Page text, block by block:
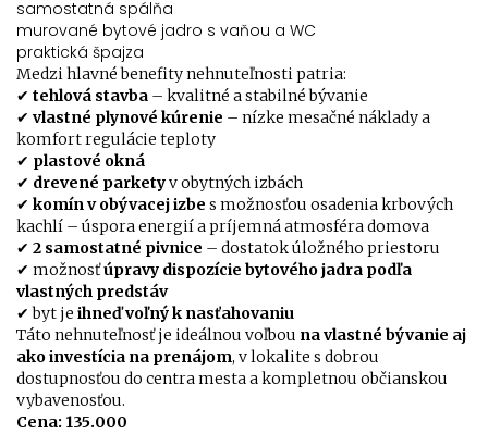
samostatná spálňa
murované bytové jadro s vaňou a WC
praktická špajza
Medzi hlavné benefity nehnuteľnosti patria:
✔ tehlová stavba – kvalitné a stabilné bývanie
✔ vlastné plynové kúrenie – nízke mesačné náklady a
komfort regulácie teploty
✔ plastové okná
✔ drevené parketyv obytných izbách
✔ komín v obývacej izbe s možnosťou osadenia krbových
kachlí – úspora energií a príjemná atmosféra domova
✔ 2 samostatné pivnice – dostatok úložného priestoru
✔ možnosťúpravy dispozície bytového jadra podľa
vlastných predstáv
✔ byt je ihneď voľný k nasťahovaniu
Táto nehnuteľnosť je ideálnou voľbou na vlastné bývanie aj
ako investícia na prenájom, v lokalite s dobrou
dostupnosťou do centra mesta a kompletnou občianskou
vybavenosťou.
Cena: 135.000